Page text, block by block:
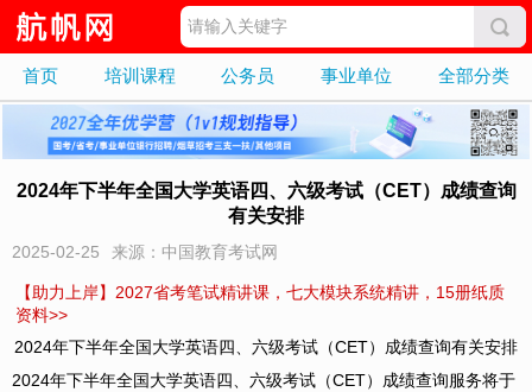
首页 培训课程 公务员 事业单位 全部分类
2024年下半年全国大学英语四、六级考试（CET）成绩查询
有关安排
2025-02-25 来源：中国教育考试网
【助力上岸】2027省考笔试精讲课，七大模块系统精讲，15册纸质
资料>>
2024年下半年全国大学英语四、六级考试（CET）成绩查询有关安排
2024年下半年全国大学英语四、六级考试（CET）成绩查询服务将于